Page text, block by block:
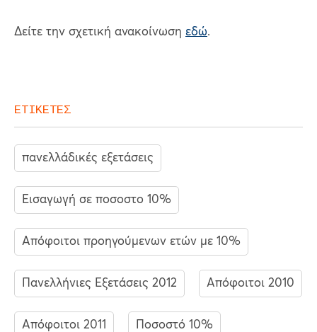
Δείτε την σχετική ανακοίνωση εδώ.
ΕΤΙΚΕΤΕΣ
πανελλάδικές εξετάσεις
Εισαγωγή σε ποσοστο 10%
Απόφοιτοι προηγούμενων ετών με 10%
Πανελλήνιες Εξετάσεις 2012 Απόφοιτοι 2010
Απόφοιτοι 2011 Ποσοστό 10%